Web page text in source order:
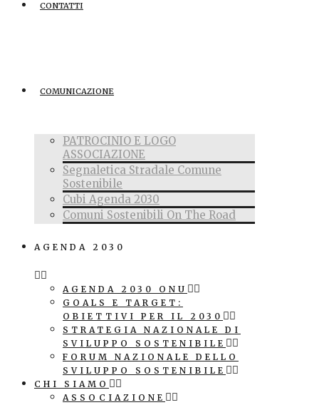
CONTATTI
COMUNICAZIONE
PATROCINIO E LOGO
ASSOCIAZIONE
Segnaletica Stradale Comune
Sostenibile
Cubi Agenda 2030
Comuni Sostenibili On The Road
AGENDA 2030
AGENDA 2030 ONU
GOALS E TARGET:
OBIETTIVI PER IL 2030
STRATEGIA NAZIONALE DI
SVILUPPO SOSTENIBILE
FORUM NAZIONALE DELLO
SVILUPPO SOSTENIBILE
CHI SIAMO
ASSOCIAZIONE